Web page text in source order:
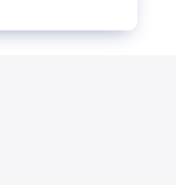
español